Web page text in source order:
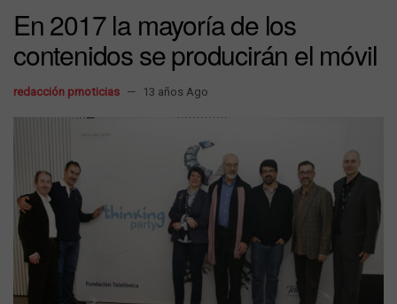
En 2017 la mayoría de los
contenidos se producirán el móvil
redacción prnoticias 13 años Ago